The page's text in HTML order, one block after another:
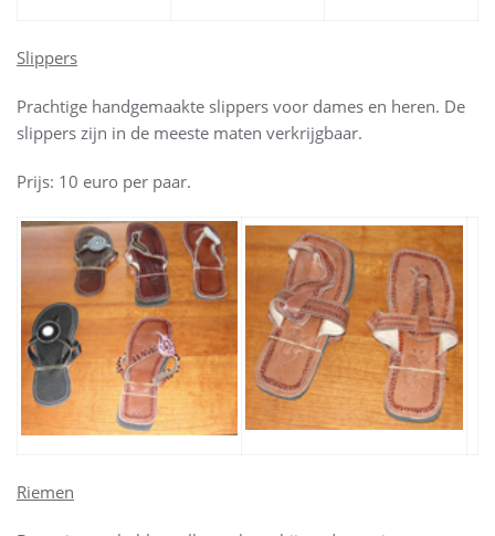
Slippers
Prachtige handgemaakte slippers voor dames en heren. De
slippers zijn in de meeste maten verkrijgbaar.
Prijs: 10 euro per paar.
Riemen